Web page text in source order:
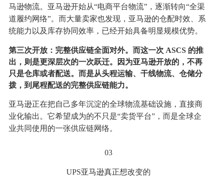
马逊物流。亚马逊开始从“电商平台物流”，逐渐转向“全渠
道履约网络”。而大量卖家也发现，亚马逊的仓配时效、系
统能力以及库存协同效率，已经开始具备明显规模优势。
第三次开放：完整供应链全面对外。而这一次 ASCS 的推
出，则是更深层次的一次跃迁。因为亚马逊开放的，不再
只是仓库或者配送。而是从头程运输、干线物流、仓储分
拨，到尾程配送的完整供应链能力。
亚马逊正在把自己多年沉淀的全球物流基础设施，直接商
业化输出。它希望成为的不只是“卖货平台”，而是全球企
业共同使用的一张供应链网络。
03
UPS亚马逊真正想改变的